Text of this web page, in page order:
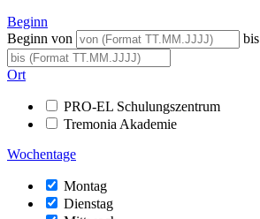
Beginn
Beginn von
bis
Ort
PRO-EL Schulungszentrum
Tremonia Akademie
Wochentage
Montag
Dienstag